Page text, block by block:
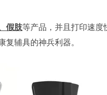
假肢等产品，并且打印速度
辅具的神兵利器。